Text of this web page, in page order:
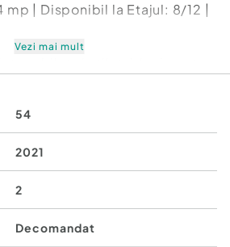
mp | Disponibil la Etajul: 8/12 |
datorită cererii ridicate din
business-uri și zone
termen lung: 650–750
Vezi mai mult
54
2021
2
Decomandat